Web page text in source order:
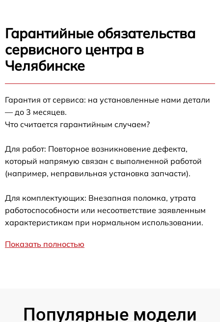
Гарантийные обязательства
сервисного центра в
Челябинске
Гарантия от сервиса: на установленные нами детали
— до 3 месяцев.
Что считается гарантийным случаем?
Для работ: Повторное возникновение дефекта,
который напрямую связан с выполненной работой
(например, неправильная установка запчасти).
Для комплектующих: Внезапная поломка, утрата
работоспособности или несоответствие заявленным
характеристикам при нормальном использовании.
Показать полностью
Популярные модели